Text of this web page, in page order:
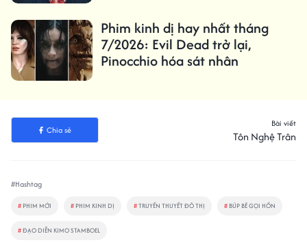
Phim kinh dị hay nhất tháng
7/2026: Evil Dead trở lại,
Pinocchio hóa sát nhân
Chia sẻ
Bài viết
Tôn Nghệ Trân
#Hashtag
# PHIM MỚI # PHIM KINH DỊ #TRUYỀN THUYẾT ĐÔ THỊ # BÚP BÊ GỌI HỒN
#ĐẠO DIỄN KIMO STAMBOEL